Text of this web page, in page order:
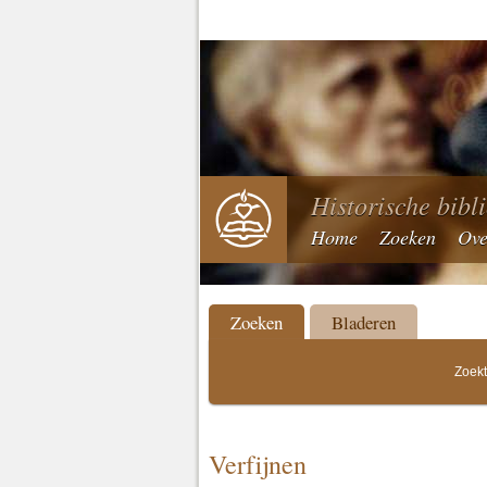
Historische
Home Zoeken
Zoeken Bladeren
Verfijnen